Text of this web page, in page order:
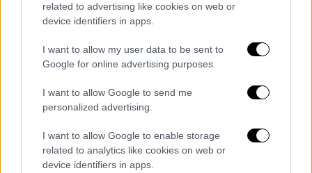
related to advertising like cookies on web or
device identifiers in apps.
I want to allow my user data to be sent to
Google for online advertising purposes.
I want to allow Google to send me
personalized advertising.
I want to allow Google to enable storage
related to analytics like cookies on web or
device identifiers in apps.
επείγοντα των νοσοκομείων
, η
ηγεσία τουυπουργείου Υγείαςεπισημαίνει
ότι τοΕΣΥδεν πιέζεται και αντέχει τα